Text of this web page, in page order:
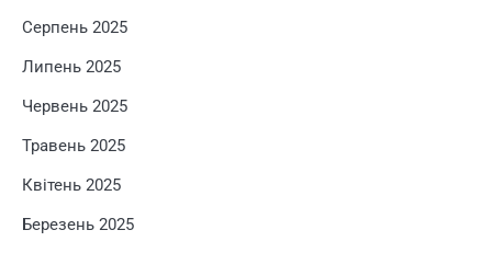
Серпень 2025
Липень 2025
Червень 2025
Травень 2025
Квітень 2025
Березень 2025